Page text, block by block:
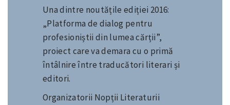
Una dintre noutățile ediției 2016:
„Platforma de dialog pentru
profesioniștii din lumea cărții”,
proiect care va demara cu o primă
întâlnire între traducători literari și
editori.
Organizatorii Nopții Literaturii